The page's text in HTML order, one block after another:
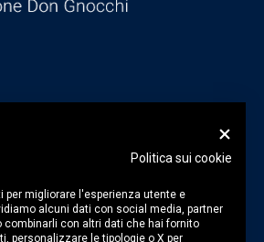
Politica sui cookie
migliorare l'esperienza utente e
alcuni dati con social media, partner
combinarli con altri dati che hai fornito
personalizzare le tipologie o X per